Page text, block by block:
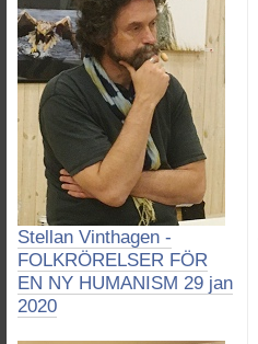
Stellan Vinthagen -
FOLKRÖRELSER FÖR
EN NY HUMANISM 29 jan
2020